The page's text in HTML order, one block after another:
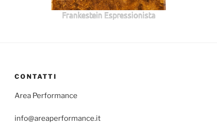
Frankestein Espressionista
CONTATTI
Area Performance
info@areaperformance.it